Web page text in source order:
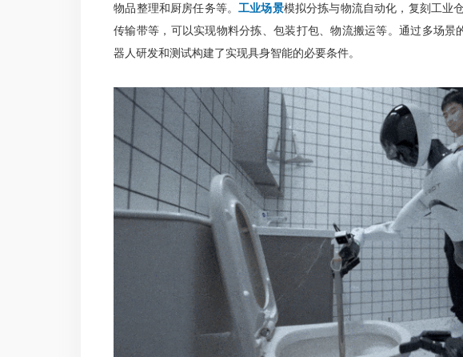
物品整理和厨房任务等。工业场景模拟分拣与物流自动化，复刻工业
传输带等，可以实现物料分拣、包装打包、物流搬运等。通过多场景
器人研发和测试构建了实现具身智能的必要条件。